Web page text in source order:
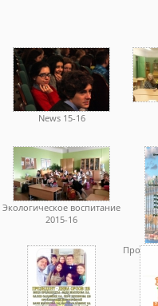
News 15-16
Экологическое воспитание
2015-16